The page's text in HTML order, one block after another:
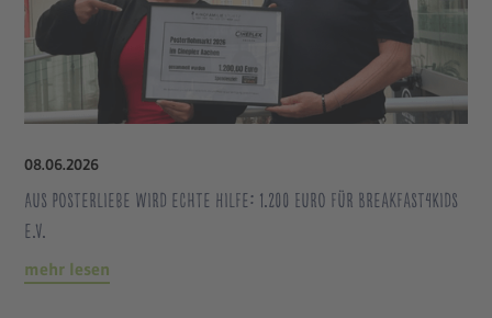
08.06.2026
Aus Posterliebe wird echte Hilfe: 1.200 Euro für Breakfast4Kids
e.V.
mehr lesen